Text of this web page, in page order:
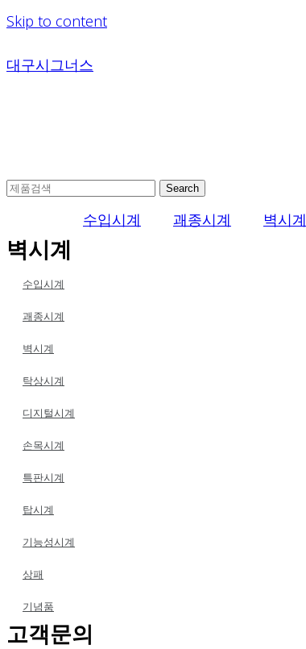
Skip to content
대구시그너스
Search
수입시계 괘종시계 벽시계
벽시계
수입시계
괘종시계
벽시계
탁상시계
디지털시계
손목시계
특판시계
탑시계
기능성시계
상패
기념품
고객문의